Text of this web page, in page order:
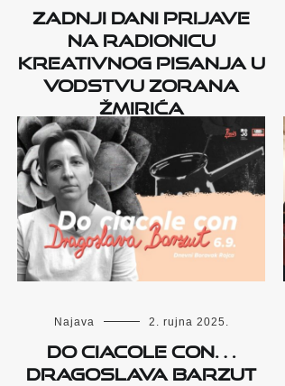
Zadnji dani prijave
na radionicu
kreativnog pisanja u
vodstvu Zorana
Žmirića
Najava 2. rujna 2025.
DO CIACOLE CON…
DRAGOSLAVA BARZUT